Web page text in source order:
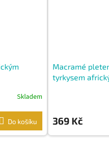
Skladem
Do košíku
Macramé
tyrkysem
369 Kč